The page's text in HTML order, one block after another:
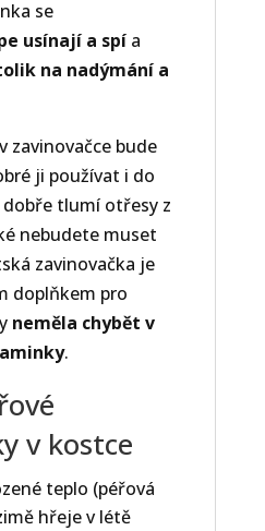
se
usínají a spía
na nadýmání a
zavinovačce bude
ji používat i do
tlumí otřesy z
nebudete muset
zavinovačka je
doplňkem pro
neměla chybět v
.
v kostce
teplo (péřová
hřeje v létě